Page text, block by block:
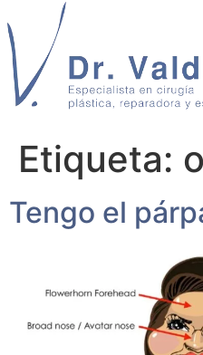
Etiqueta:
Tengo el